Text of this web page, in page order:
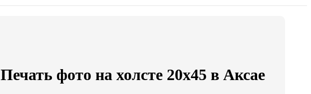
Печать фото на холсте 20х45 в Аксае